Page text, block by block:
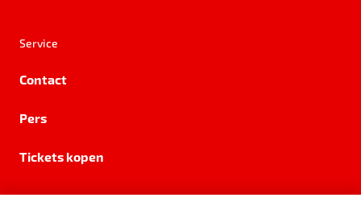
Service
Contact
Pers
Tickets kopen